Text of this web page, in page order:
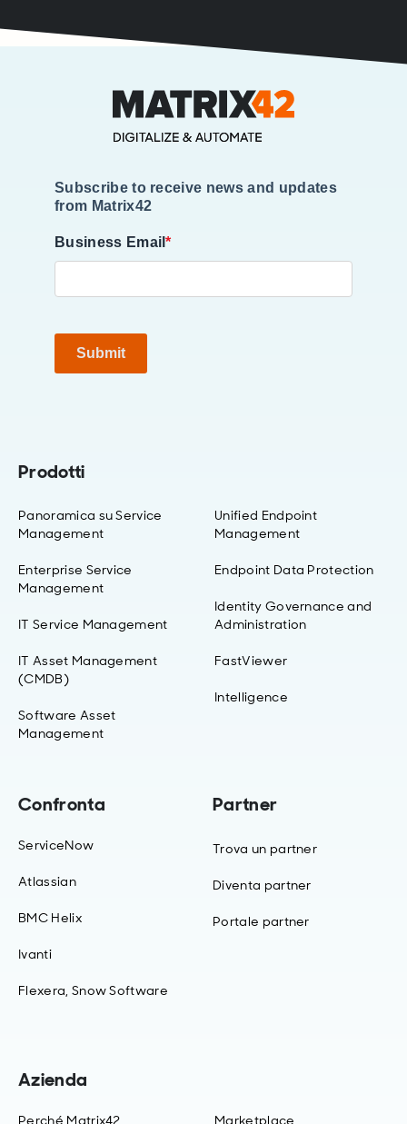
Subscribe to receive news and updates
from Matrix42
Business Email*
Submit
Prodotti
Panoramica su Service
Management
Enterprise Service
Management
IT Service Management
IT Asset Management
(CMDB)
Software Asset
Management
Unified Endpoint
Management
Endpoint Data Protection
Identity Governance and
Administration
FastViewer
Intelligence
Confronta
ServiceNow
Atlassian
BMC Helix
Ivanti
Flexera, Snow Software
Azienda
Perché Matrix42 Marketplace
Partner
Trova un partner
Diventa partner
Portale partner